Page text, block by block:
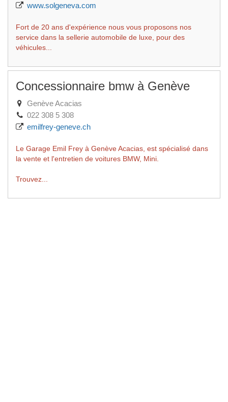
www.solgeneva.com
Fort de 20 ans d'expérience nous vous proposons nos
service dans la sellerie automobile de luxe, pour des
véhicules...
Concessionnaire bmw à Genève
Genève Acacias
022 308 5 308
emilfrey-geneve.ch
Le Garage Emil Frey à Genève Acacias, est spécialisé dans
la vente et l'entretien de voitures BMW, Mini.
Trouvez...